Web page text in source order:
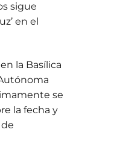
sigue
en el
la Basílica
se
la fecha y